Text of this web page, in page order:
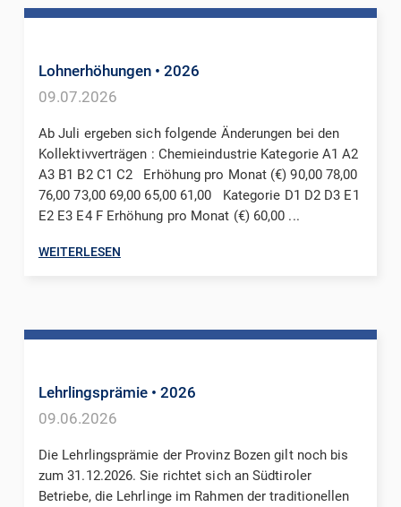
Lohnerhöhungen • 2026
09.07.2026
Ab Juli ergeben sich folgende Änderungen bei den
Kollektivverträgen : Chemieindustrie Kategorie A1 A2
A3 B1 B2 C1 C2 Erhöhung pro Monat (€) 90,00 78,00
76,00 73,00 69,00 65,00 61,00 Kategorie D1 D2 D3 E1
E2 E3 E4 F Erhöhung pro Monat (€) 60,00 ...
WEITERLESEN
Lehrlingsprämie • 2026
09.06.2026
Die Lehrlingsprämie der Provinz Bozen gilt noch bis
zum 31.12.2026. Sie richtet sich an Südtiroler
Betriebe, die Lehrlinge im Rahmen der traditionellen